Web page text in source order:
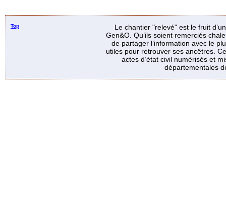
Top
Le chantier "relevé" est le fruit
Gen&O. Qu’ils soient remerciés
de partager l’information avec le
utiles pour retrouver ses ancêtres.
actes d’état civil numérisés et
départementales